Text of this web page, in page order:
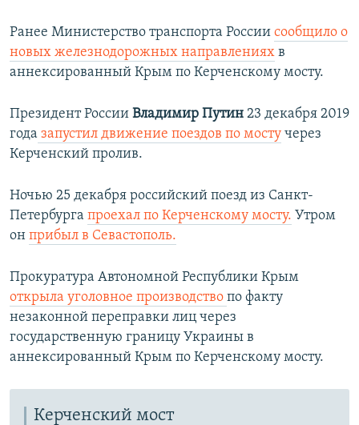
Ранее Министерство транспорта России сообщило о
новых железнодорожных направлениях в
аннексированный Крым по Керченскому мосту.
Президент России Владимир Путин 23 декабря 2019
года запустил движение поездов по мосту через
Керченский пролив.
Ночью 25 декабря российский поезд из Санкт-
Петербурга проехал по Керченскому мосту. Утром
он прибыл в Севастополь.
Прокуратура Автономной Республики Крым
открыла уголовное производство по факту
незаконной переправки лиц через
государственную границу Украины в
аннексированный Крым по Керченскому мосту.​
Керченский мост